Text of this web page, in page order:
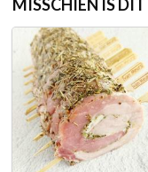
MISSCHIEN IS